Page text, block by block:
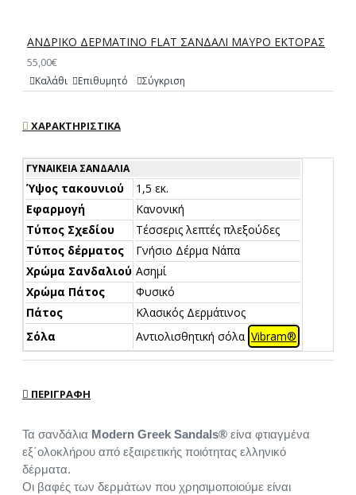
ΑΝΔΡΙΚΟ ΔΕΡΜΑΤΙΝΟ FLAT ΣΑΝΔΑΛΙ ΜΑΥΡΟ ΕΚΤΟΡΑΣ
55,00€
Καλάθι Επιθυμητό Σύγκριση
ΧΑΡΑΚΤΗΡΙΣΤΙΚΆ
ΓΥΝΑΙΚΕΊΑ ΣΑΝΔΆΛΙΑ
Ύψος τακουνιού
1,5 εκ.
Εφαρμογή
Κανονική
Τύπος Σχεδίου
Τέσσερις λεπτές πλεξούδες
Τύπος δέρματος
Γνήσιο Δέρμα Νάπα
Χρώμα Σανδαλιού Ασημί
Χρώμα Πάτος
Φυσικό
Πάτος
Κλασικός Δερμάτινος
Σόλα
Αντιολισθητική σόλα Vibram®
ΠΕΡΙΓΡΑΦΉ
Τα σανδάλια Modern Greek Sandals® είνα φτιαγμένα
εξ΄ολοκλήρου από εξαιρετικής ποιότητας ελληνικό
δέρματα.
Οι βαφές των δερμάτων που χρησιμοποιούμε είναι